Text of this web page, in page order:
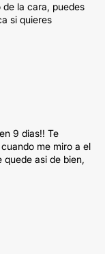
la cara, puedes
si quieres
9 dias!! Te
me miro a el
quede asi de bien,